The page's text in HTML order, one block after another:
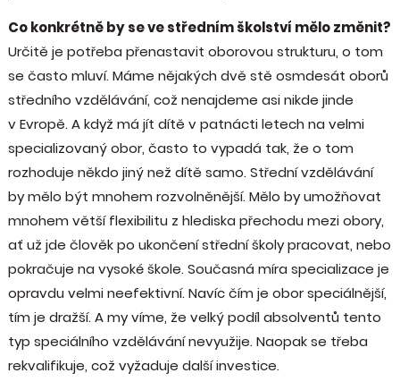
Co konkrétně by se ve středním školství mělo změnit?
Určitě je potřeba přenastavit oborovou strukturu, o tom
se často mluví. Máme nějakých dvě stě osmdesát oborů
středního vzdělávání, což nenajdeme asi nikde jinde
v Evropě. A když má jít dítě v patnácti letech na velmi
specializovaný obor, často to vypadá tak, že o tom
rozhoduje někdo jiný než dítě samo. Střední vzdělávání
by mělo být mnohem rozvolněnější. Mělo by umožňovat
mnohem větší flexibilitu z hlediska přechodu mezi obory,
ať už jde člověk po ukončení střední školy pracovat, nebo
pokračuje na vysoké škole. Současná míra specializace je
opravdu velmi neefektivní. Navíc čím je obor speciálnější,
tím je dražší. A my víme, že velký podíl absolventů tento
typ speciálního vzdělávání nevyužije. Naopak se třeba
rekvalifikuje, což vyžaduje další investice.